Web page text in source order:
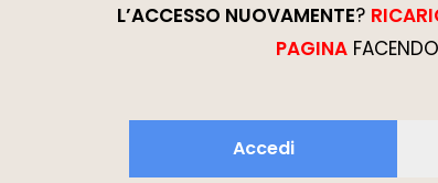
L’ACCESSO NUOVAMENTE?
PAGINA
Accedi